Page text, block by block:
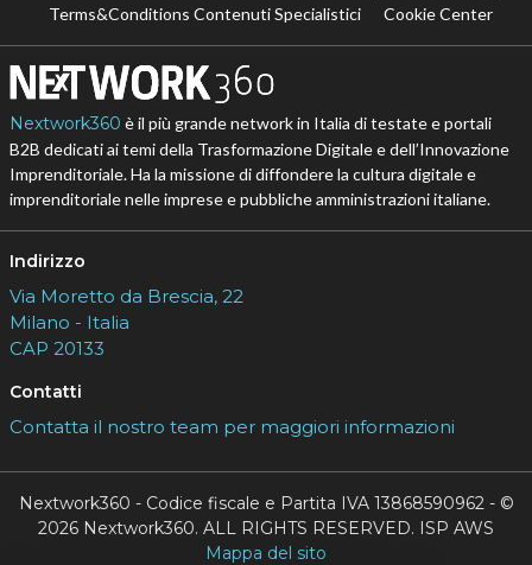
Terms&Conditions Contenuti Specialistici
Cookie Center
Nextwork360 è il più grande network in Italia di testate e portali
B2B dedicati ai temi della Trasformazione Digitale e dell’Innovazione
Imprenditoriale. Ha la missione di diffondere la cultura digitale e
imprenditoriale nelle imprese e pubbliche amministrazioni italiane.
Indirizzo
Via Moretto da Brescia, 22
Milano - Italia
CAP 20133
Contatti
Contatta il nostro team per maggiori informazioni
Nextwork360 - Codice fiscale e Partita IVA 13868590962 - ©
2026 Nextwork360. ALL RIGHTS RESERVED. ISP AWS
Mappa del sito